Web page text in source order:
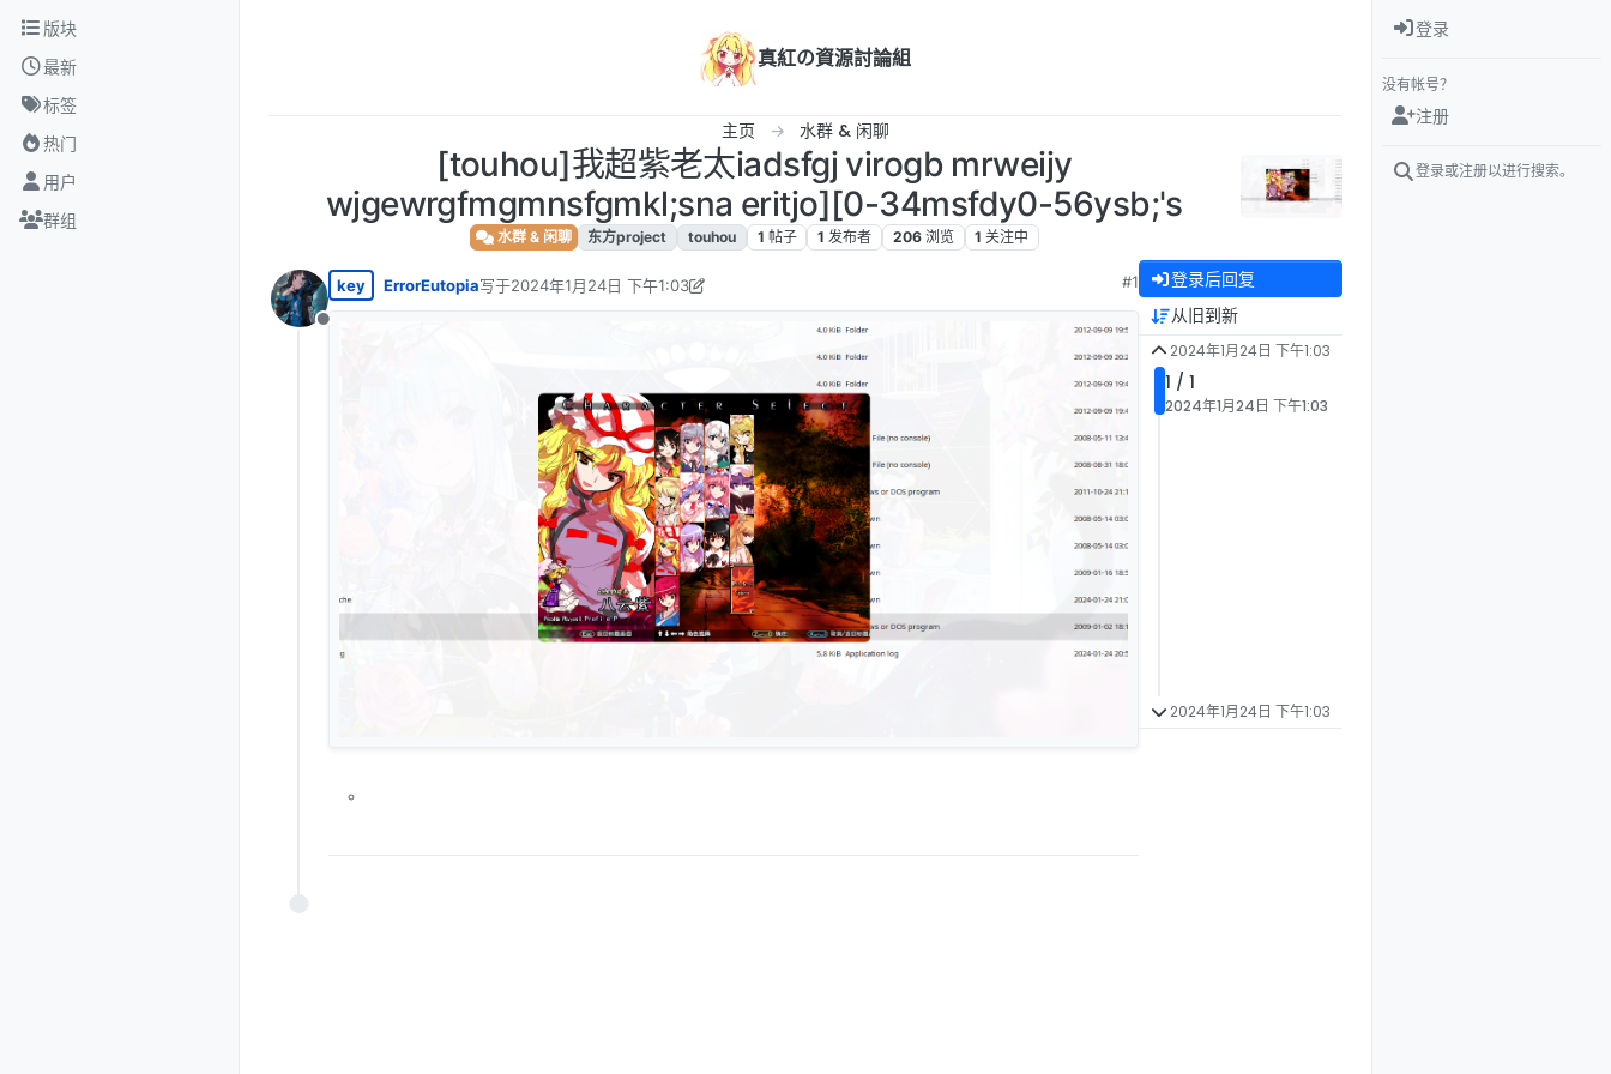
跳转至内容
版块
最新
标签
热门
用户
群组
真紅の資源討論組
主页 水群 & 闲聊
[touhou]我超紫老太iadsfgj virogb mrweijy
wjgewrgfmgmnsfgmkl;sna eritjo][0-34msfdy0-56ysb;'s
水群 & 闲聊 东方project touhou 1 帖子 1 发布者 206 浏览 1 关注中
离线
key ErrorEutopia写于2024年1月24日 下午1:03
最后由 ErrorEutopia 编辑2024年1月24日 上午7:03
#1 登录后回复
从旧到新
2024年1月24日 下午1:03
1 / 1
2024年1月24日 下午1:03
2024年1月24日 下午1:03
登录
没有帐号？
注册
登录或注册以进行搜索。